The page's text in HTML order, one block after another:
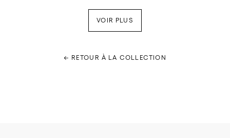
VOIR PLUS
← RETOUR À LA COLLECTION